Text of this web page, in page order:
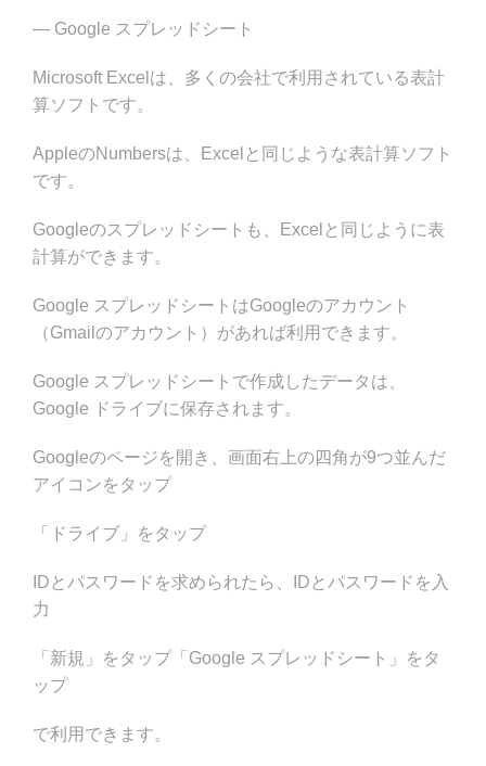
— Google スプレッドシート
Microsoft Excelは、多くの会社で利用されている表計
算ソフトです。
AppleのNumbersは、Excelと同じような表計算ソフト
です。
Googleのスプレッドシートも、Excelと同じように表
計算ができます。
Google スプレッドシートはGoogleのアカウント
（Gmailのアカウント）があれば利用できます。
Google スプレッドシートで作成したデータは、
Google ドライブに保存されます。
Googleのページを開き、画面右上の四角が9つ並んだ
アイコンをタップ
「ドライブ」をタップ
IDとパスワードを求められたら、IDとパスワードを入
力
「新規」をタップ「Google スプレッドシート」をタ
ップ
で利用できます。